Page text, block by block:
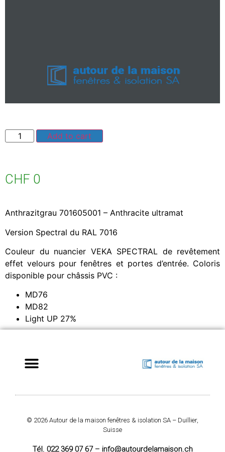
Add to cart
CHF 0
Anthrazitgrau 701605001 – Anthracite ultramat
Version Spectral du RAL 7016
Couleur du nuancier VEKA SPECTRAL de revêtement
effet velours pour fenêtres et portes d’entrée. Coloris
disponible pour châssis PVC :
MD76
MD82
Light UP 27%
© 2026 Autour de la maison fenêtres & isolation SA – Duillier,
Suisse
Tél. 022 369 07 67 – info@autourdelamaison.ch